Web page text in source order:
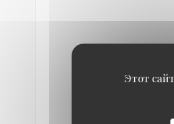
Этот